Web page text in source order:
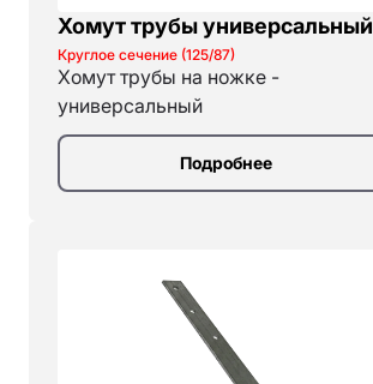
Хомут трубы универсальный
Круглое сечение (125/87)
Хомут трубы на ножке -
универсальный
Подробнее